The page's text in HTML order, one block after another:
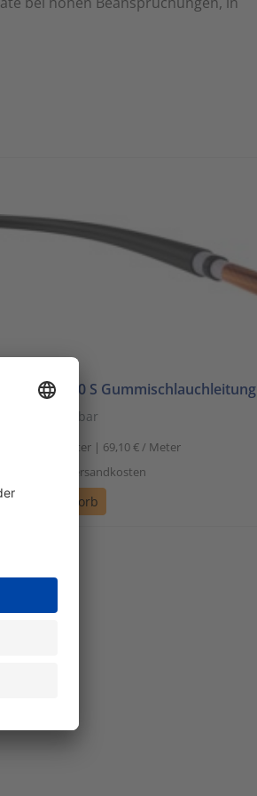
F 1x300 S Gummischlauchleitung
sofort verfügbar
1 Meter | 69,10 € / Meter
Mwst. zzgl. Versandkosten
den Warenkorb